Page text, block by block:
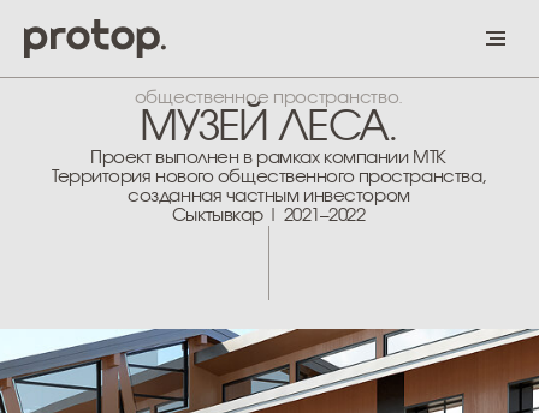
общественное пространство.
МУЗЕЙ ЛЕСА.
Проект выполнен в рамках компании МТК
Территория нового общественного пространства,
созданная частным инвестором
Сыктывкар | 2021–2022